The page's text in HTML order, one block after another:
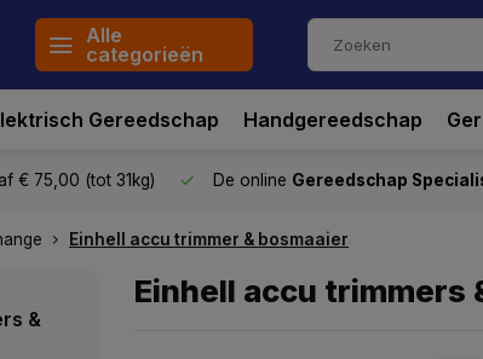
Alle
categorieën
Gereedschap Handgereedschap
€ 75,00 (tot 31kg) De online Gereedschap
Einhell accu trimmer & bosmaaier
&
Einhell accu trimmers